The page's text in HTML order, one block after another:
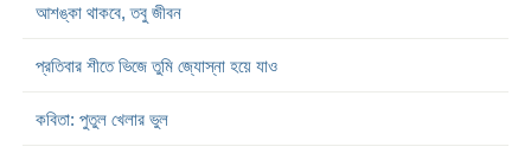
আশঙ্কা থাকবে, তবু জীবন
প্রতিবার শীতে ভিজে তুমি জ্যোস্না হয়ে যাও
কবিতা: পুতুল খেলার ভুল